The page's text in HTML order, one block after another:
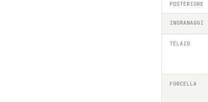
POSTERIORE
INGRANAGGI
TELAIO
FORCELLA